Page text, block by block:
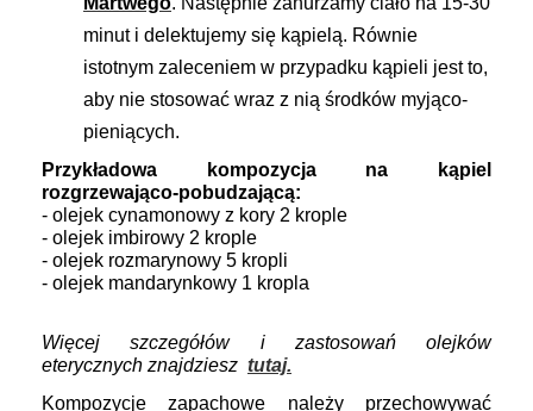
minut i delektujemy się kąpielą. Równie
istotnym zaleceniem w przypadku kąpieli jest to,
aby nie stosować wraz z nią środków myjąco-
pieniących.
Przykładowa kompozycja na kąpiel
rozgrzewająco-pobudzającą:
- olejek cynamonowy z kory 2 krople
- olejek imbirowy 2 krople
- olejek rozmarynowy 5 kropli
- olejek mandarynkowy 1 kropla
Więcej szczegółów i zastosowań olejków
eterycznych znajdziesz tutaj.
Kompozycje zapachowe należy przechowywać